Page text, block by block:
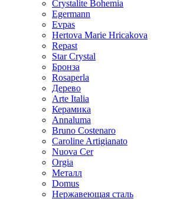
Crystalite Bohemia
Egermann
Evpas
Hertova Marie Hricakova
Repast
Star Crystal
Бронза
Rosaperla
Дерево
Arte Italia
Керамика
Annaluma
Bruno Costenaro
Caroline Artigianato
Nuova Cer
Orgia
Металл
Domus
Нержавеющая сталь